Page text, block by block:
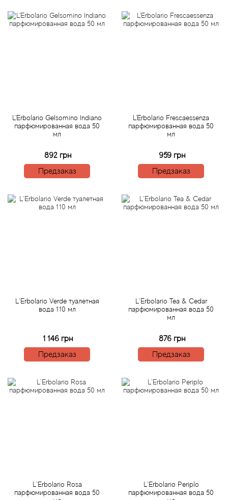
L'Erbolario Gelsomino Indiano
парфюмированная вода 50
мл
892 грн
Предзаказ
L'Erbolario Frescaessenza
парфюмированная вода 50
мл
959 грн
Предзаказ
L`Erbolario Verde туалетная
вода 110 мл
1 146 грн
Предзаказ
L`Erbolario Tea & Cedar
парфюмированная вода 50
мл
876 грн
Предзаказ
L`Erbolario Rosa
парфюмированная вода 50
L`Erbolario Periplo
парфюмированная вода 50
Andre L'Arom
Annayake
Annick Goutal
Antonia's Flowers
Aquolina
Arabiyat
Aramis